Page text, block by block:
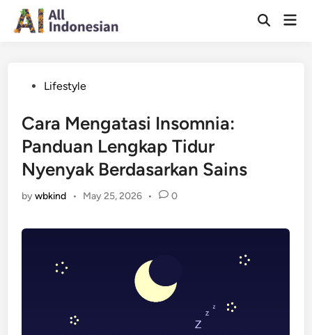
Skip
Open
PostedLifestyle
Cara Mengatasi Insomnia:
Panduan Lengkap Tidur
Nyenyak Berdasarkan Sains
bywbkind • May 25, 2026 • 0